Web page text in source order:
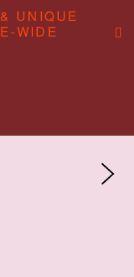
UNIQUE
WIDE